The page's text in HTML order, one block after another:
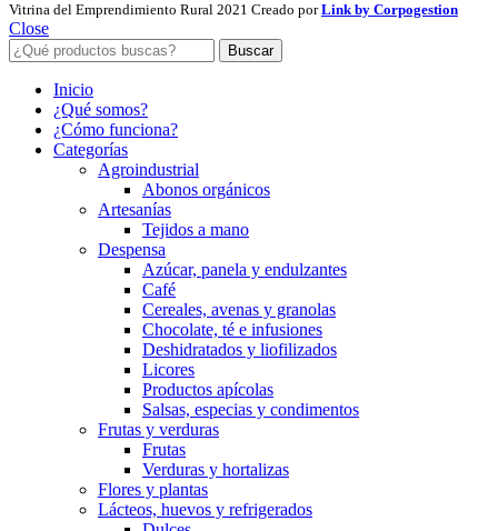
Vitrina del Emprendimiento Rural 2021 Creado porLink by Corpogestion
Close
Buscar
Inicio
¿Qué somos?
¿Cómo funciona?
Categorías
Agroindustrial
Abonos orgánicos
Artesanías
Tejidos a mano
Despensa
Azúcar, panela y endulzantes
Café
Cereales, avenas y granolas
Chocolate, té e infusiones
Deshidratados y liofilizados
Licores
Productos apícolas
Salsas, especias y condimentos
Frutas y verduras
Frutas
Verduras y hortalizas
Flores y plantas
Lácteos, huevos y refrigerados